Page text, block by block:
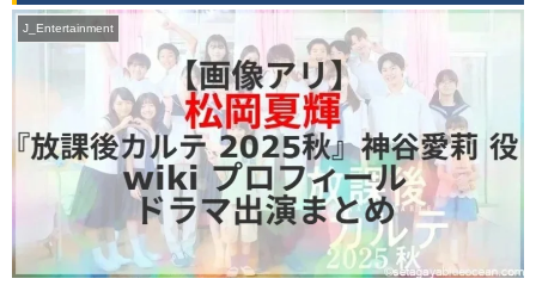
J_Entertainment